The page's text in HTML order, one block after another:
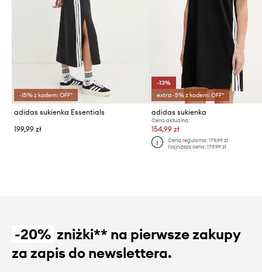
-15% z kodem: OFF*
adidas sukienka Essentials
199,99 zł
-13%
extra -5% z kodem: OFF*
adidas sukienka
Cena aktualna:
154,99 zł
Cena regularna: 179,99 zł
Najniższa cena: 179,99 zł
-20% zniżki** na pierwsze zakupy
za zapis do newslettera.